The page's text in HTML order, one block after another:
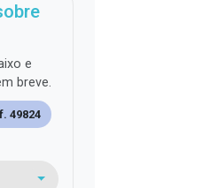
e
breve.
49824